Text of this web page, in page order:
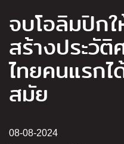
จบโอลิมปิกใ
สร้างประวั
ไทยคนแรก
สมัย
08-08-2024